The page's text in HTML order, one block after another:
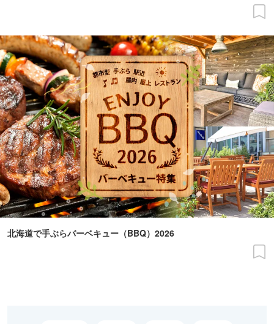
北海道で手ぶらバーベキュー（BBQ）2026